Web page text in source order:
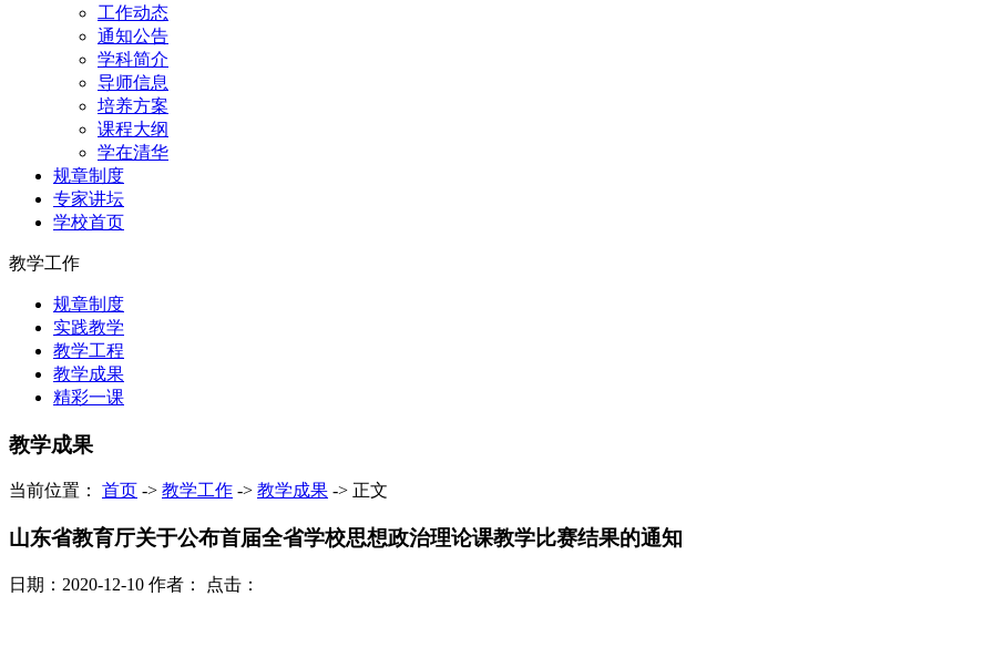
工作动态
通知公告
学科简介
导师信息
培养方案
课程大纲
学在清华
规章制度
专家讲坛
学校首页
教学工作
规章制度
实践教学
教学工程
教学成果
精彩一课
教学成果
当前位置： 首页 -> 教学工作 -> 教学成果 -> 正文
山东省教育厅关于公布首届全省学校思想政治理论课教学比赛结果的通知
日期：2020-12-10 作者： 点击：